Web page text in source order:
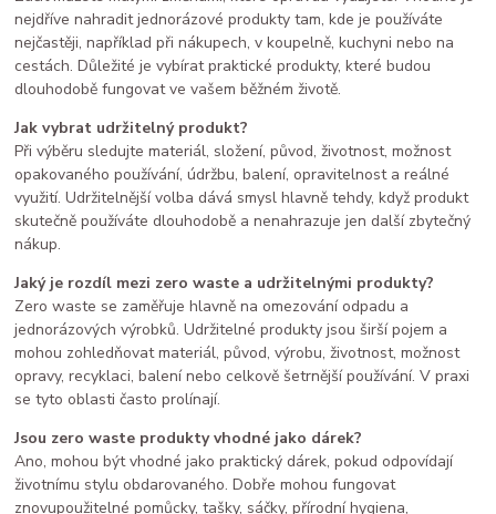
nejdříve nahradit jednorázové produkty tam, kde je používáte
nejčastěji, například při nákupech, v koupelně, kuchyni nebo na
cestách. Důležité je vybírat praktické produkty, které budou
dlouhodobě fungovat ve vašem běžném životě.
Jak vybrat udržitelný produkt?
Při výběru sledujte materiál, složení, původ, životnost, možnost
opakovaného používání, údržbu, balení, opravitelnost a reálné
využití. Udržitelnější volba dává smysl hlavně tehdy, když produkt
skutečně používáte dlouhodobě a nenahrazuje jen další zbytečný
nákup.
Jaký je rozdíl mezi zero waste a udržitelnými produkty?
Zero waste se zaměřuje hlavně na omezování odpadu a
jednorázových výrobků. Udržitelné produkty jsou širší pojem a
mohou zohledňovat materiál, původ, výrobu, životnost, možnost
opravy, recyklaci, balení nebo celkově šetrnější používání. V praxi
se tyto oblasti často prolínají.
Jsou zero waste produkty vhodné jako dárek?
Ano, mohou být vhodné jako praktický dárek, pokud odpovídají
životnímu stylu obdarovaného. Dobře mohou fungovat
znovupoužitelné pomůcky, tašky, sáčky, přírodní hygiena,